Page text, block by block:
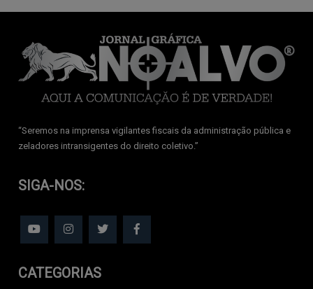
‘‘Seremos na imprensa vigilantes fiscais da administração pública e
zeladores intransigentes do direito coletivo.’’
SIGA-NOS:
CATEGORIAS